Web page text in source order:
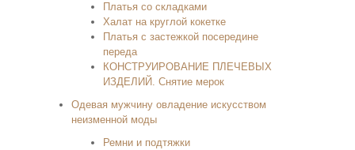
Платья со складками
Халат на круглой кокетке
Платья с застежкой посередине
переда
КОНСТРУИРОВАНИЕ ПЛЕЧЕВЫХ
ИЗДЕЛИЙ. Снятие мерок
Одевая мужчину овладение искусством
неизменной моды
Ремни и подтяжки